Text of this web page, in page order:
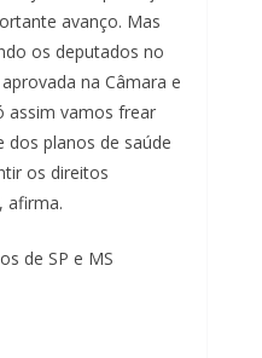
avanço. Mas
os deputados no
na Câmara e
assim vamos frear
planos de saúde
os direitos
afirma.
de SP e MS